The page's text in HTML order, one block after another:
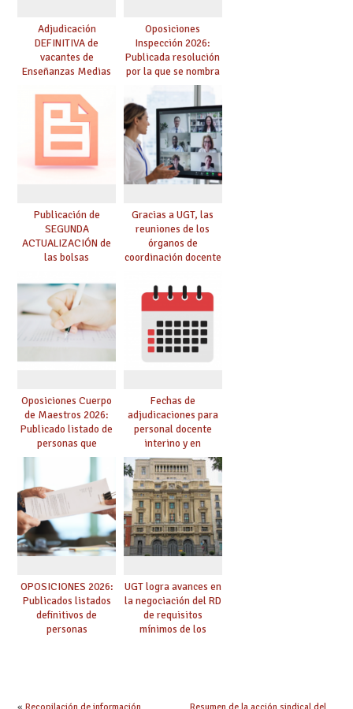
Adjudicación
DEFINITIVA de
vacantes de
Enseñanzas Medias
Oposiciones
Inspección 2026:
Publicada resolución
por la que se nombra
funcionarios/as en
prácticas, se regulan
dichas prácticas y se
convoca acto público
de adjudicación
Publicación de
SEGUNDA
ACTUALIZACIÓN de
las bolsas
Cuerpo de Maestros
de especialidades
convocadas a
oposición
Gracias a UGT, las
reuniones de los
órganos de
coordinación docente
de manera
telemática, sin exigir
presencialidad en el
centro
Oposiciones Cuerpo
de Maestros 2026:
Publicado listado de
personas que
adquieren nueva
especialidad
Fechas de
adjudicaciones para
personal docente
interino y en
prácticas: todo lo que
debes saber
OPOSICIONES 2026:
Publicados listados
definitivos de
personas
UGT logra avances en
la negociación del RD
de requisitos
mínimos de los
la mayor agilidad